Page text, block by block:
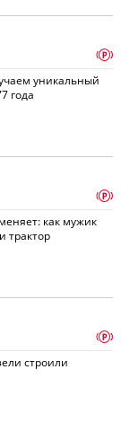
уникальный
года
p
как мужик
трактор
p
строили
p